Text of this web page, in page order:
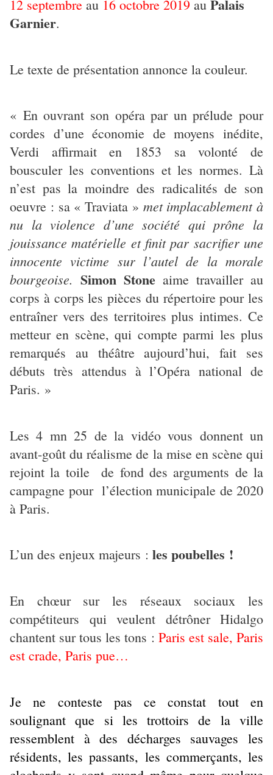
12 septembre au 16 octobre 2019 au Palais
Garnier.
Le texte de présentation annonce la couleur.
« En ouvrant son opéra par un prélude pour
cordes d’une économie de moyens inédite,
Verdi affirmait en 1853 sa volonté de
bousculer les conventions et les normes. Là
n’est pas la moindre des radicalités de son
oeuvre : sa « Traviata » met implacablement à
nu la violence d’une société qui prône la
jouissance matérielle et finit par sacrifier une
innocente victime sur l’autel de la morale
bourgeoise. Simon Stone aime travailler au
corps à corps les pièces du répertoire pour les
entraîner vers des territoires plus intimes. Ce
metteur en scène, qui compte parmi les plus
remarqués au théâtre aujourd’hui, fait ses
débuts très attendus à l’Opéra national de
Paris. »
Les 4 mn 25 de la vidéo vous donnent un
avant-goût du réalisme de la mise en scène qui
rejoint la toile de fond des arguments de la
campagne pour l’élection municipale de 2020
à Paris.
L’un des enjeux majeurs : les poubelles !
En chœur sur les réseaux sociaux les
compétiteurs qui veulent détrôner Hidalgo
chantent sur tous les tons : Paris est sale, Paris
est crade, Paris pue…
Je ne conteste pas ce constat tout en
soulignant que si les trottoirs de la ville
ressemblent à des décharges sauvages les
résidents, les passants, les commerçants, les